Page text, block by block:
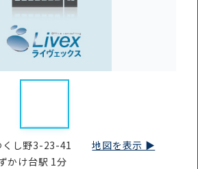
くし野3-23-41地図を表示 ▶︎
かけ台駅 1分